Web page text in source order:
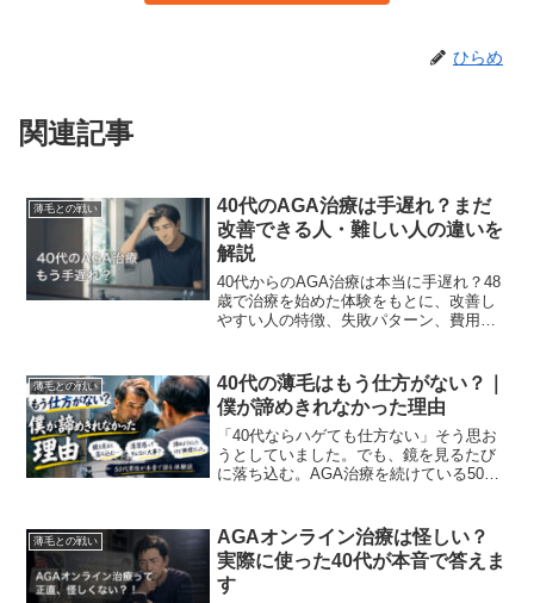
ひらめ
関連記事
薄毛との戦い
40代のAGA治療は手遅れ？まだ
改善できる人・難しい人の違いを
解説
40代からのAGA治療は本当に手遅れ？48
歳で治療を始めた体験をもとに、改善し
やすい人の特徴、失敗パターン、費用、
薄毛との戦い
40代の薄毛はもう仕方がない？｜
僕が諦めきれなかった理由
「40代ならハゲても仕方ない」そう思お
うとしていました。でも、鏡を見るたび
に落ち込む。AGA治療を続けている50代
薄毛との戦い
AGAオンライン治療は怪しい？
実際に使った40代が本音で答えま
す